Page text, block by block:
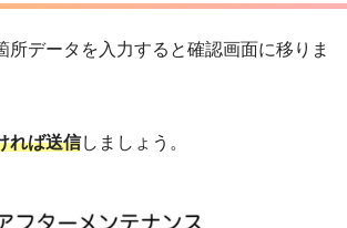
所データを入力すると確認画面に移りま
れば送信しましょう。